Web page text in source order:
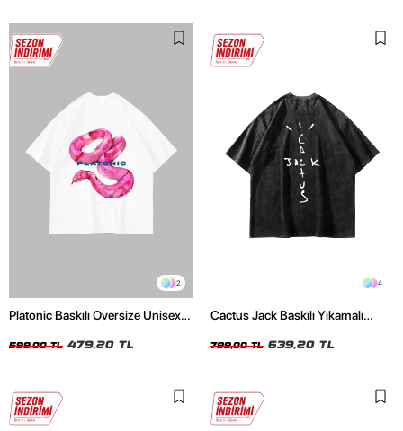
2
Platonic Baskılı Oversize Unisex
599,00 TL 479,20 TL
4
Cactus Jack Baskılı Yıkamalı
799,00 TL 639,20 TL